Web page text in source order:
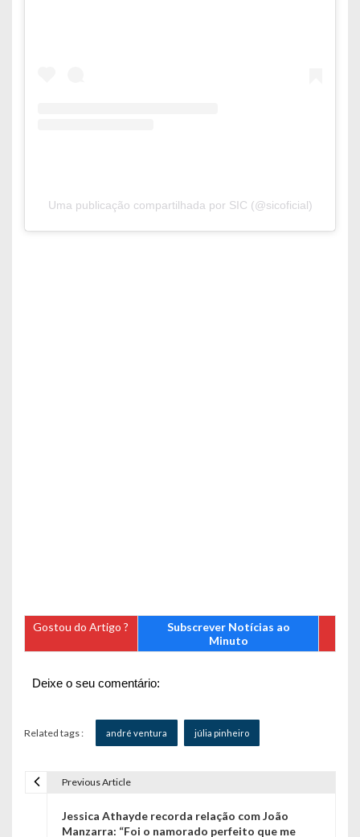
Uma publicação compartilhada por SIC (@sicoficial)
Gostou do Artigo ?
Subscrever Notícias ao
Minuto
Deixe o seu comentário:
Related tags : andré ventura júlia pinheiro
Previous Article
Jessica Athayde recorda relação com João
Manzarra: “Foi o namorado perfeito que me